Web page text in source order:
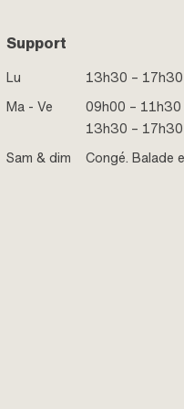
Support
Lu
13h30 – 17h30
Ma - Ve
09h00 – 11h30
13h30 – 17h30
Sam & dim
Congé. Balade